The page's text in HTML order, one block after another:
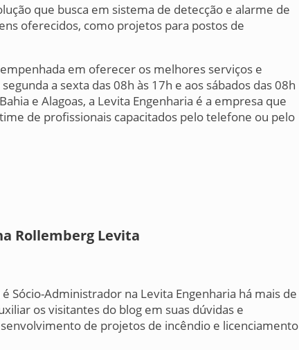
que busca em sistema de detecção e alarme de
oferecidos, como projetos para postos de
em oferecer os melhores serviços e
a sexta das 08h às 17h e aos sábados das 08h
e Alagoas, a Levita Engenharia é a empresa que
de profissionais capacitados pelo telefone ou pelo
Rollemberg Levita
Sócio-Administrador na Levita Engenharia há mais de
os visitantes do blog em suas dúvidas e
de projetos de incêndio e licenciamento